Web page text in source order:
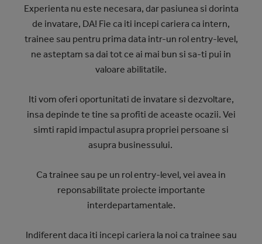
Experienta nu este necesara, dar pasiunea si dorinta
de invatare, DA! Fie ca iti incepi cariera ca intern,
trainee sau pentru prima data intr-un rol entry-level,
ne asteptam sa dai tot ce ai mai bun si sa-ti pui in
valoare abilitatile.
Iti vom oferi oportunitati de invatare si dezvoltare,
insa depinde te tine sa profiti de aceaste ocazii. Vei
simti rapid impactul asupra propriei persoane si
asupra businessului.
Ca trainee sau pe un rol entry-level, vei avea in
reponsabilitate proiecte importante
interdepartamentale.
Indiferent daca iti incepi cariera la noi ca trainee sau